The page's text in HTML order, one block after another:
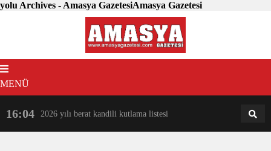
yolu Archives - Amasya GazetesiAmasya Gazetesi
MENÜ
16:04 2026 yılı berat kandili kutlama listesi 18:31